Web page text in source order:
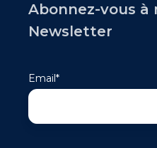
Abonnez-vous à
Newsletter
Email *